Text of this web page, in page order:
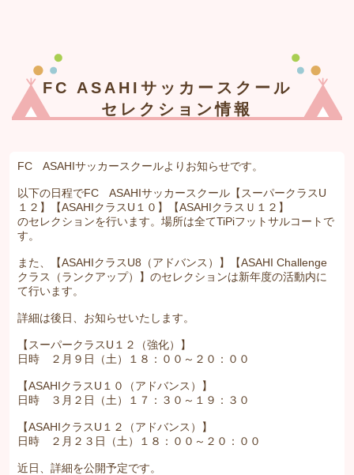
FC ASAHIサッカースクール
セレクション情報
FC ASAHIサッカースクールよりお知らせです。
以下の日程でFC ASAHIサッカースクール【スーパークラスU
１２】【ASAHIクラスU１０】【ASAHIクラスＵ１２】
のセレクションを行います。場所は全てTiPiフットサルコートで
す。
また、【ASAHIクラスU8（アドバンス）】【ASAHI Challenge
クラス（ランクアップ）】のセレクションは新年度の活動内に
て行います。
詳細は後日、お知らせいたします。
【スーパークラスU１２（強化）】
日時 ２月９日（土）１８：００～２０：００
【ASAHIクラスU１０（アドバンス）】
日時 ３月２日（土）１７：３０～１９：３０
【ASAHIクラスU１２（アドバンス）】
日時 ２月２３日（土）１８：００～２０：００
近日、詳細を公開予定です。